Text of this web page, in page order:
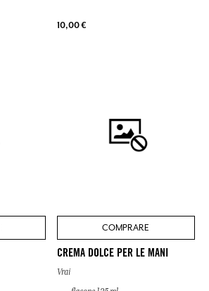
10,00 €
COMPRARE
CREMA DOLCE PER LE MANI
Vrai